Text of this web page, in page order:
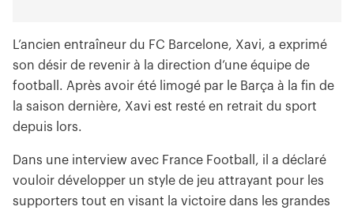
L’ancien entraîneur du FC Barcelone, Xavi, a exprimé
son désir de revenir à la direction d’une équipe de
football. Après avoir été limogé par le Barça à la fin de
la saison dernière, Xavi est resté en retrait du sport
depuis lors.
Dans une interview avec France Football, il a déclaré
vouloir développer un style de jeu attrayant pour les
supporters tout en visant la victoire dans les grandes